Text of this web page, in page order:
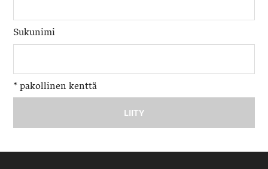
Sukunimi
* pakollinen kenttä